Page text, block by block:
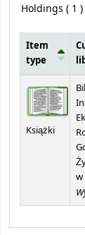
Holdings ( 1 )
Item
type
Książki
w